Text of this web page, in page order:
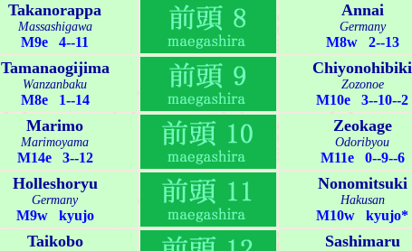
Takanorappa
Massashigawa
M9e 4--11
Annai
Germany
M8w 2--13
Tamanaogijima
Wanzanbaku
M8e 1--14
Chiyonohibiki
Zozonoe
M10e 3--10--2
Marimo
Marimoyama
M14e 3--12
Zeokage
Odoribyou
M11e 0--9--6
Holleshoryu
Germany
M9w kyujo
Nonomitsuki
Hakusan
M10w kyujo*
Taikobo Sashimaru